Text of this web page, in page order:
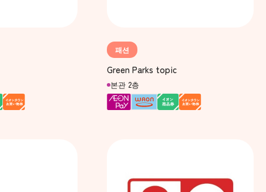
패션
Green Parks topic
본관 2층